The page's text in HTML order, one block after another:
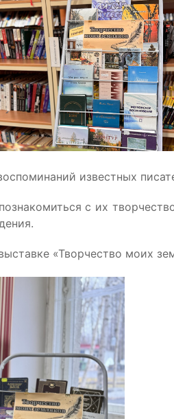
известных
с их
«Творчество моих